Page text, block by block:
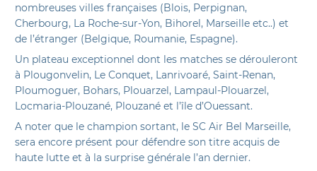
nombreuses villes françaises (Blois, Perpignan,
Cherbourg, La Roche-sur-Yon, Bihorel, Marseille etc..) et
de l’étranger (Belgique, Roumanie, Espagne).
Un plateau exceptionnel dont les matches se dérouleront
à Plougonvelin, Le Conquet, Lanrivoaré, Saint-Renan,
Ploumoguer, Bohars, Plouarzel, Lampaul-Plouarzel,
Locmaria-Plouzané, Plouzané et l’île d’Ouessant.
A noter que le champion sortant, le SC Air Bel Marseille,
sera encore présent pour défendre son titre acquis de
haute lutte et à la surprise générale l’an dernier.